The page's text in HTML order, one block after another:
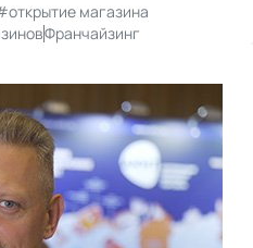
магазина
Франчайзинг